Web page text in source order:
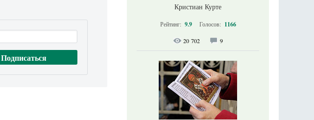
Кристиан Курте
Рейтинг: 9.9 Голосов: 1166
20 702 9